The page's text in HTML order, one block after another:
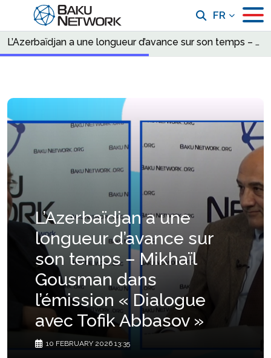
FR
L’Azerbaïdjan a une longueur d’avance sur son temps – Mikhaïl Gousman dans l’émission « Dialogue avec Tofik Abbasov »
L’Azerbaïdjan a une
longueur d’avance sur
son temps – Mikhaïl
Gousman dans
l’émission « Dialogue
avec Tofik Abbasov »
10 FEBRUARY 2026 13:35